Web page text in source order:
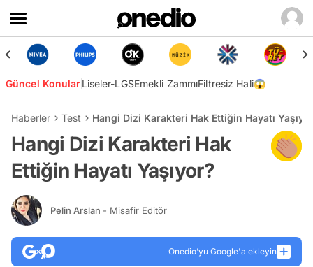
Güncel KonularLiseler-LGSEmekli ZammıFiltresiz Hali😱
Haberler Test Hangi Dizi Karakteri Hak Ettiğin Hayatı
Hangi Dizi Karakteri Hak
Ettiğin Hayatı Yaşıyor?
Pelin Arslan - Misafir Editör
Onedio’yu Google'a ekleyin